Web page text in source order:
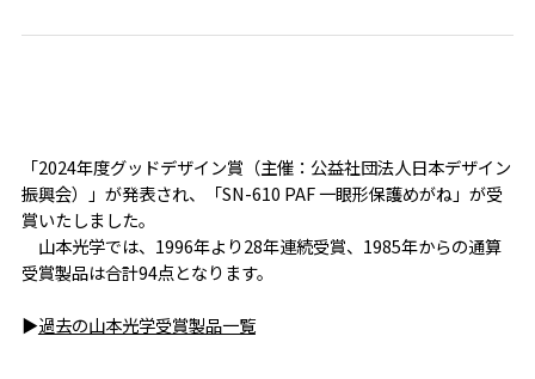
「2024年度グッドデザイン賞（主催：公益社団法人日本デザイン
振興会）」が発表され、「SN-610 PAF 一眼形保護めがね」が受
賞いたしました。
山本光学では、1996年より28年連続受賞、1985年からの通算
受賞製品は合計94点となります。
▶過去の山本光学受賞製品一覧